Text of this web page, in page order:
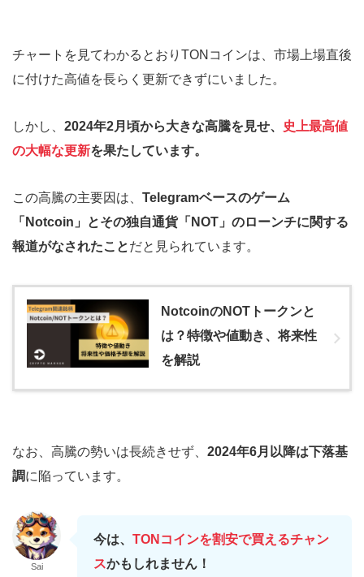
チャートを見てわかるとおりTONコインは、市場上場直後
に付けた高値を長らく更新できずにいました。
しかし、 2024年2月頃から大きな高騰を見せ、
史上最高値
の大幅な更新を果たしています。
この高騰の主要因は、 Telegramベースのゲーム
「Notcoin」とその独自通貨「NOT」のローンチに関する
報道がなされたことだと見られています。
NotcoinのNOTトークンと
は？特徴や値動き、将来性
を解説
なお、高騰の勢いは長続きせず、 2024年6月以降は下落基
調に陥っています。
Sai
今は、 TONコインを割安で買えるチャン
スかもしれません！